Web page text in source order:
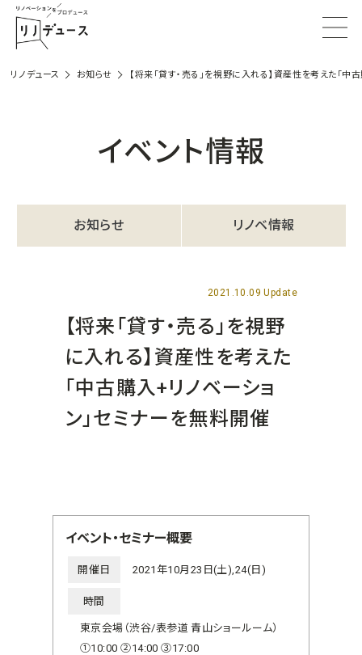
リノデュース お知らせ 【将来「貸す・売る」を視野に入れる】資産性を考えた「
イベント情報
お知らせ リノベ情報
2021.10.09 Update
【将来「貸す・売る」を視野
に入れる】資産性を考えた
「中古購入+リノベーショ
ン」セミナーを無料開催
イベント・セミナー概要
開催日 2021年10月23日(土),24(日)
時間
東京会場（渋谷/表参道 青山ショールーム）
①10:00 ②14:00 ③17:00